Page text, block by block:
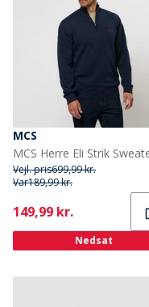
MCS
Vejl. pris699,99 kr.
Var189,99 kr.
Current
149,99 kr.
Nedsat